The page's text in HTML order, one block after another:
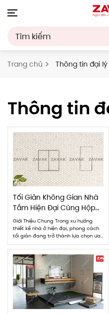
Trang chủ Thông tin đại lý
Thông tin
Tối Giản Không Gian Nhà
Tắm Hiện Đại Cùng Hộp
Để Đồ Âm Tường Inox
ZAVAK
Giới Thiệu Chung Trong xu hướng
thiết kế nhà ở hiện đại, phong cách
tối giản đang trở thành lựa chọn ưa
chuộng nhất nhờ sự tinh tế, gọn
gàng và tiện nghi. Trong đó, không
gian nhà tắm luôn là khu vực được
đầu tư nhiều để đạt được sự thoáng
đãng và hợp […]